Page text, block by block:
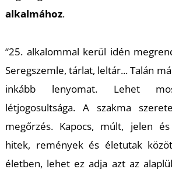
alkalmához.
“25. alkalommal kerül idén
Seregszemle, tárlat, leltár... Talán
inkább lenyomat. Lehet
létjogosultsága. A szakma
megőrzés. Kapocs, múlt, jelen
hitek, remények és életutak
életben, lehet ez adja azt az